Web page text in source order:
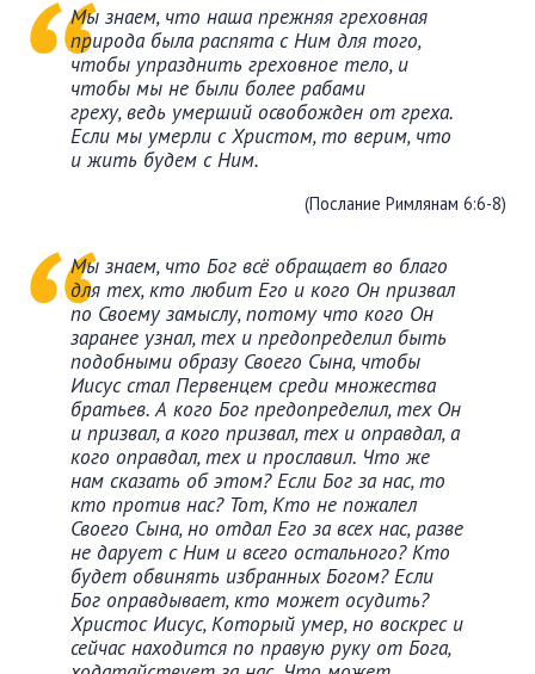
Мы знаем, что наша прежняя греховная
природа была распята с Ним для того,
чтобы упразднить греховное тело, и
чтобы мы не были более рабами
греху, ведь умерший освобожден от греха.
Если мы умерли с Христом, то верим, что
и жить будем с Ним.
(Послание Римлянам 6:6-8)
Мы знаем, что Бог всё обращает во благо
для тех, кто любит Его и кого Он призвал
по Своему замыслу, потому что кого Он
заранее узнал, тех и предопределил быть
подобными образу Своего Сына, чтобы
Иисус стал Первенцем среди множества
братьев. А кого Бог предопределил, тех Он
и призвал, а кого призвал, тех и оправдал, а
кого оправдал, тех и прославил. Что же
нам сказать об этом? Если Бог за нас, то
кто против нас? Тот, Кто не пожалел
Своего Сына, но отдал Его за всех нас, разве
не дарует с Ним и всего остального? Кто
будет обвинять избранных Богом? Если
Бог оправдывает, кто может осудить?
Христос Иисус, Который умер, но воскрес и
сейчас находится по правую руку от Бога,